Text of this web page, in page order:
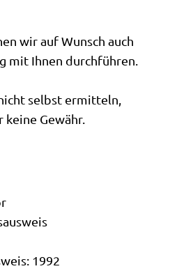
wir auf Wunsch auch
mit Ihnen durchführen.
selbst ermitteln,
Gewähr.
1992